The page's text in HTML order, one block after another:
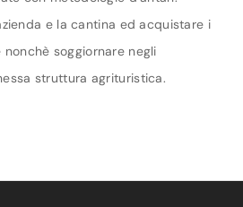
e la cantina ed acquistare i
soggiornare negli
struttura agrituristica.